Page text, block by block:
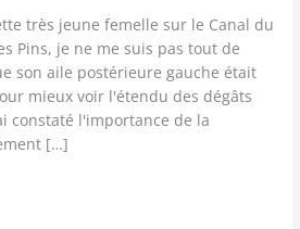
très jeune femelle sur le Canal du
Pins, je ne me suis pas tout de
son aile postérieure gauche était
mieux voir l'étendu des dégâts
constaté l'importance de la
[…]